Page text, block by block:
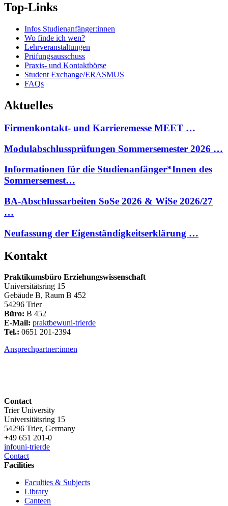
Top-Links
Infos Studienanfänger:innen
Wo finde ich wen?
Lehrveranstaltungen
Prüfungsausschuss
Praxis- und Kontaktbörse
Student Exchange/ERASMUS
FAQs
Aktuelles
Firmenkontakt- und Karrieremesse MEET …
Modulabschlussprüfungen Sommersemester 2026 …
Informationen für die Studienanfänger*Innen des
Sommersemest…
BA-Abschlussarbeiten SoSe 2026 & WiSe 2026/27
…
Neufassung der Eigenständigkeitserklärung …
Kontakt
Praktikumsbüro Erziehungswissenschaft
Universitätsring 15
Gebäude B, Raum B 452
54296 Trier
Büro: B 452
E-Mail: praktbewuni-trierde
Tel.: 0651 201-2394
Ansprechpartner:innen
Contact
Trier University
Universitätsring 15
54296 Trier, Germany
+49 651 201-0
infouni-trierde
Contact
Facilities
Faculties & Subjects
Library
Canteen